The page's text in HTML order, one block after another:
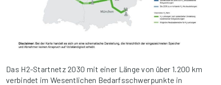
Das H2-Startnetz 2030 mit einer Länge von über 1.200 km
verbindet im Wesentlichen Bedarfsschwerpunkte in